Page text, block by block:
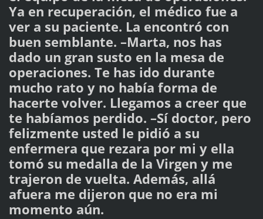
Ya en recuperación, el médico fue a
ver a su paciente. La encontró con
buen semblante. –Marta, nos has
dado un gran susto en la mesa de
operaciones. Te has ido durante
mucho rato y no había forma de
hacerte volver. Llegamos a creer que
te habíamos perdido. –Sí doctor, pero
felizmente usted le pidió a su
enfermera que rezara por mi y ella
tomó su medalla de la Virgen y me
trajeron de vuelta. Además, allá
afuera me dijeron que no era mi
momento aún.